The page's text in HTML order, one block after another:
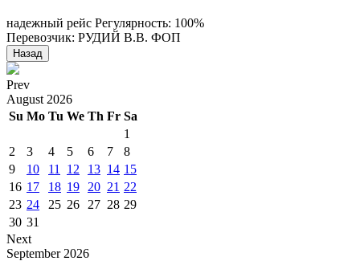
надежный рейс Регулярность: 100%
Перевозчик: РУДИЙ В.В. ФОП
Назад
Prev
August 2026
Su Mo Tu We Th Fr Sa
1
2
3 4 5 6 7
8
9
10 11 12 13 14 15
16 17 18 19 20 21 22
23 24 25 26 27 28 29
30 31
Next
September 2026